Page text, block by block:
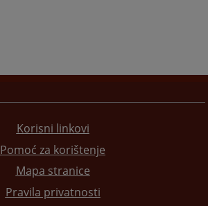
Korisni linkovi
Pomoć za korištenje
Mapa stranice
Pravila privatnosti